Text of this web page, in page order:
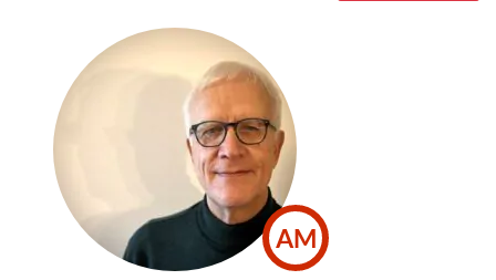
AM